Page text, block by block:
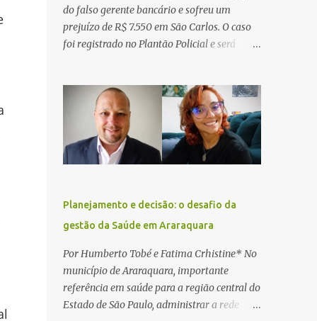
do falso gerente bancário e sofreu um
prejuízo de R$ 7.550 em São Carlos. O caso
foi registrado no Plantão Policial e será
ocorrência, a vítima recebeu contato pelo
WhatsApp de um homem que afirmava ser
o novo gerente da conta bancária da
empresa. O suspeito alegou que seria
necessário atualizar o cadastro da conta e
procedimentos que deveriam ser realizados.
Dias depois, o golpista enviou um
documento em PDF simulando uma
comunicação oficial da instituição
financeira. Na sequência, entrou em contato
por telefone e encaminhou um link,
orientando a vítima a acessá-lo pelo
Planejamento e decisão: o desafio da
gestão da Saúde em Araraquara
Por Humberto Tobé e Fatima Crhistine* No
município de Araraquara, importante
referência em saúde para a região central do
Estado de São Paulo, administrar a rede